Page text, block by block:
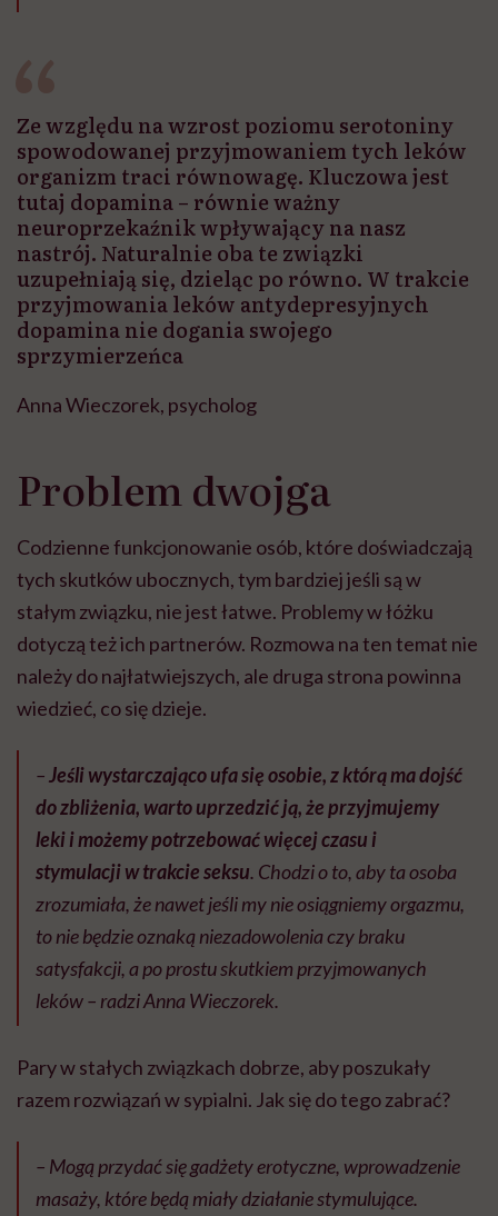
Ze względu na wzrost poziomu serotoniny
spowodowanej przyjmowaniem tych leków
organizm traci równowagę. Kluczowa jest
tutaj dopamina – równie ważny
neuroprzekaźnik wpływający na nasz
nastrój. Naturalnie oba te związki
uzupełniają się, dzieląc po równo. W trakcie
przyjmowania leków antydepresyjnych
dopamina nie dogania swojego
sprzymierzeńca
Anna Wieczorek, psycholog
Problem dwojga
Codzienne funkcjonowanie osób, które doświadczają
tych skutków ubocznych, tym bardziej jeśli są w
stałym związku, nie jest łatwe. Problemy w łóżku
dotyczą też ich partnerów. Rozmowa na ten temat nie
należy do najłatwiejszych, ale druga strona powinna
wiedzieć, co się dzieje.
–Jeśli wystarczająco ufa się osobie, z którą ma dojść
do zbliżenia, warto uprzedzić ją, że przyjmujemy
leki i możemy potrzebować więcej czasu i
stymulacji w trakcie seksu. Chodzi o to, aby ta osoba
zrozumiała, że nawet jeśli my nie osiągniemy orgazmu,
to nie będzie oznaką niezadowolenia czy braku
satysfakcji, a po prostu skutkiem przyjmowanych
leków – radzi Anna Wieczorek.
Pary w stałych związkach dobrze, aby poszukały
razem rozwiązań w sypialni. Jak się do tego zabrać?
– Mogą przydać się gadżety erotyczne, wprowadzenie
masaży, które będą miały działanie stymulujące.